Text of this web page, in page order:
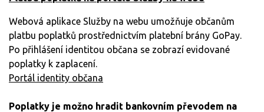
Webová aplikace Služby na webu umožňuje občanům
platbu poplatků prostřednictvím platební brány GoPay.
Po přihlášení identitou občana se zobrazí evidované
poplatky k zaplacení.
Portál identity občana
Poplatky je možno hradit bankovním převodem na